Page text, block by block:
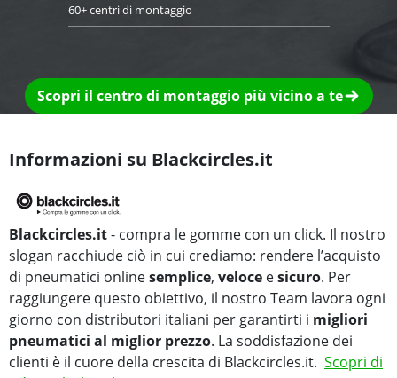
60+ centri di montaggio
Scopri il centro di montaggio più vicino a te
Informazioni su Blackcircles.it
Blackcircles.it- compra le gomme con un click. Il nostro
slogan racchiude ciò in cui crediamo: rendere l’acquisto
di pneumatici onlinesemplice, veloce esicuro. Per
raggiungere questo obiettivo, il nostro Team lavora ogni
giorno con distributori italiani per garantirti i migliori
pneumatici al miglior prezzo. La soddisfazione dei
clienti è il cuore della crescita di Blackcircles.it. Scopri di